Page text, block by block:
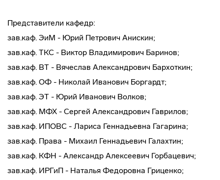
Представители кафедр:
зав.каф. ЭиМ - Юрий Петрович Анискин;
зав.каф. ТКС - Виктор Владимирович Баринов;
зав.каф. ВТ - Вячеслав Александрович Бархоткин;
зав.каф. ОФ - Николай Иванович Боргардт;
зав.каф. ЭТ - Юрий Иванович Волков;
зав.каф. МФХ - Сергей Александрович Гаврилов;
зав.каф. ИПОВС - Лариса Геннадьевна Гагарина;
зав.каф. Права - Михаил Геннадьевич Галахтин;
зав.каф. КФН - Александр Алексеевич Горбацевич;
зав.каф. ИРГиП - Наталья Федоровна Гриценко;